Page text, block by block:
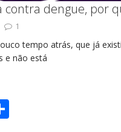
contra dengue, por
1
tempo atrás, que já
e não está